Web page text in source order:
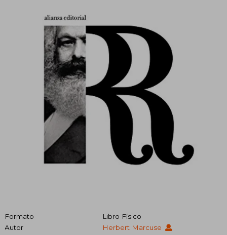
Formato
Libro Físico
Autor
Herbert Marcuse